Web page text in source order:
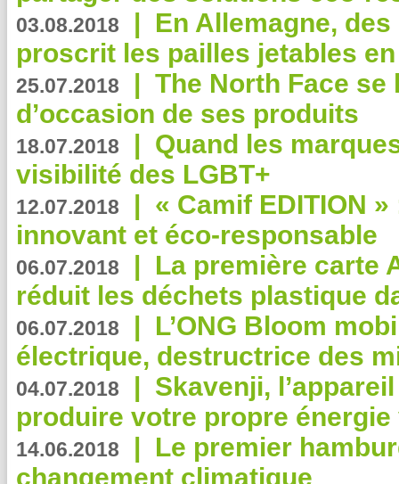
03.08.2018 | En Allemagne,
proscrit les pailles jetables
25.07.2018 | The North Face se
d’occasion de ses produits
18.07.2018 | Quand les
visibilité des LGBT+
12.07.2018 | « Camif EDITION
innovant et éco-responsable
06.07.2018 | La première carte
réduit les déchets plastique
06.07.2018 | L’ONG Bloom
électrique, destructrice des
04.07.2018 | Skavenji,
produire votre propre
14.06.2018 | Le premier
changement climatique